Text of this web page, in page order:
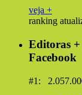
veja +
ranking
Editoras
Facebook
#1: